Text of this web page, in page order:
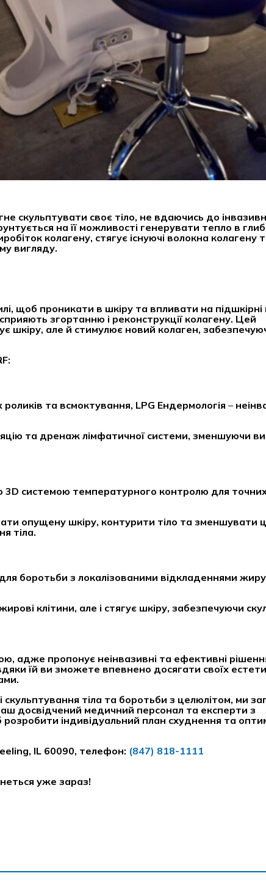
скульптувати своє тіло, не вдаючись до
на її можливості генерувати тепло в
колагену, стягує існуючі волокна колагену
вигляду.
щоб проникати в шкіру та впливати на
згортанню і реконструкції колагену. Цей
шкіру, але й стимулює новий колаген,
та всмоктування, LPG Ендермологія –
та дренаж лімфатичної системи, зменшуючи
3D системою температурного контролю для
опущену шкіру, контурити тіло та зменшувати
тіла.
боротьби з локалізованими відкладеннями
клітини, але і стягує шкіру, забезпечуючи
адже пропонує неінвазивні та ефективні
їй ви зможете впевнено досягати своїх
скульптування тіла та боротьби з целюлітом, ми
досвідчений медичний персонал та експерти з
індивідуальний план схуднення та
IL 60090, телефон: (847) 818-1111
уже зараз!